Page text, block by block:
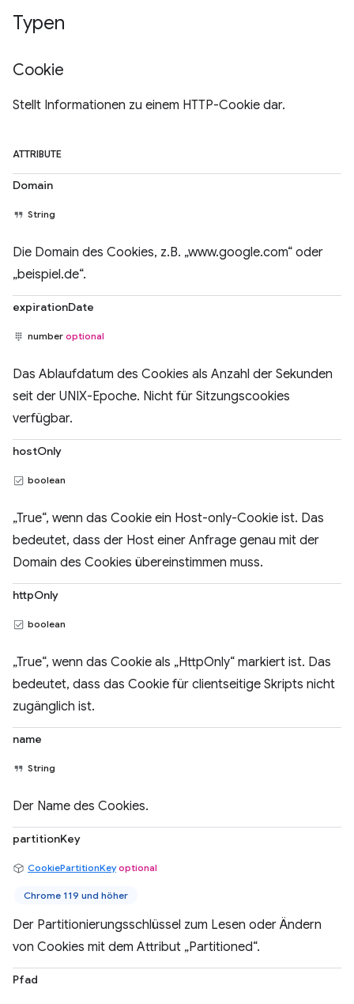
Typen
Cookie
Stellt Informationen zu einem HTTP-Cookie dar.
ATTRIBUTE
Domain
String
Die Domain des Cookies, z.B. „www.google.com“ oder
„beispiel.de“.
expirationDate
number optional
Das Ablaufdatum des Cookies als Anzahl der Sekunden
seit der UNIX-Epoche. Nicht für Sitzungscookies
verfügbar.
hostOnly
boolean
„True“, wenn das Cookie ein Host-only-Cookie ist. Das
bedeutet, dass der Host einer Anfrage genau mit der
Domain des Cookies übereinstimmen muss.
httpOnly
boolean
„True“, wenn das Cookie als „HttpOnly“ markiert ist. Das
bedeutet, dass das Cookie für clientseitige Skripts nicht
zugänglich ist.
name
String
Der Name des Cookies.
partitionKey
CookiePartitionKey optional
Chrome 119 und höher
Der Partitionierungsschlüssel zum Lesen oder Ändern
von Cookies mit dem Attribut „Partitioned“.
Pfad